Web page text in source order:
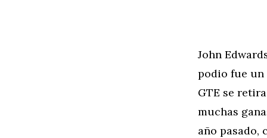
John
podio fue un
GTE se
muchas
año pasado,